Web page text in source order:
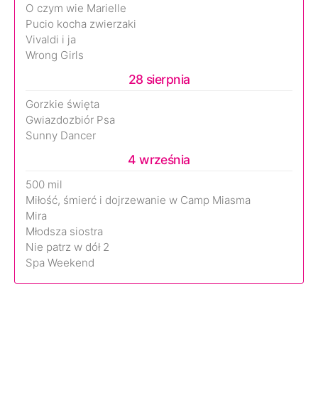
O czym wie Marielle
Pucio kocha zwierzaki
Vivaldi i ja
Wrong Girls
28 sierpnia
Gorzkie święta
Gwiazdozbiór Psa
Sunny Dancer
4 września
500 mil
Miłość, śmierć i dojrzewanie w Camp Miasma
Mira
Młodsza siostra
Nie patrz w dół 2
Spa Weekend